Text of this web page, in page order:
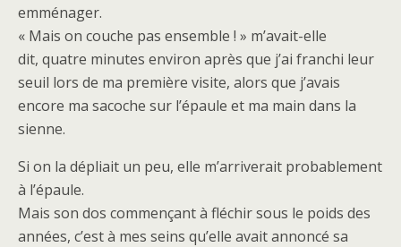
emménager.
« Mais on couche pas ensemble ! » m’avait-elle
dit, quatre minutes environ après que j’ai franchi leur
seuil lors de ma première visite, alors que j’avais
encore ma sacoche sur l’épaule et ma main dans la
sienne.
Si on la dépliait un peu, elle m’arriverait probablement
à l’épaule.
Mais son dos commençant à fléchir sous le poids des
années, c’est à mes seins qu’elle avait annoncé sa